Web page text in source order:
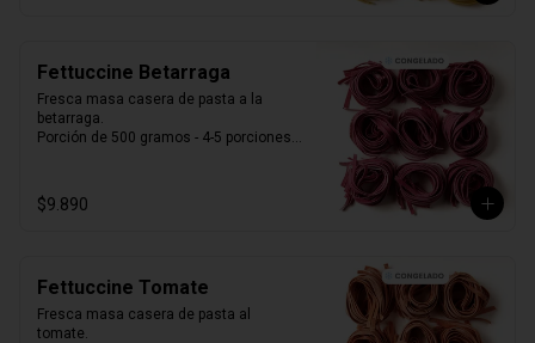
Fettuccine Betarraga
Fresca masa casera de pasta a la
betarraga.
Porción de 500 gramos - 4-5 porciones.
$9.890
Fettuccine Tomate
Fresca masa casera de pasta al
tomate.